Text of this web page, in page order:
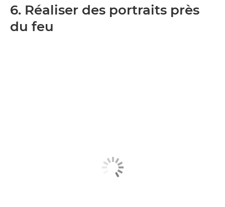
6. Réaliser des portraits près
du feu